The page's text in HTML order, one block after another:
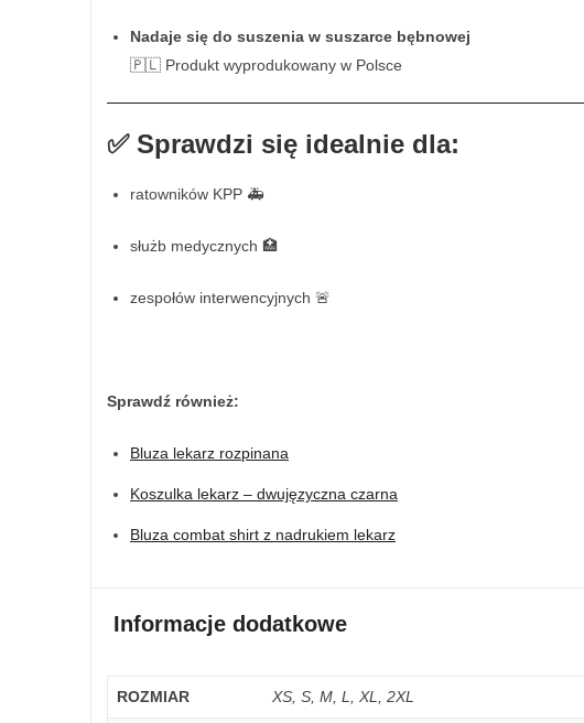
Nadaje się do suszenia w suszarce bębnowej
🇵🇱 Produkt wyprodukowany w Polsce
✅ Sprawdzi się idealnie dla:
ratowników KPP 🚑
służb medycznych 🏥
zespołów interwencyjnych 🚨
Sprawdź również:
Bluza lekarz rozpinana
Koszulka lekarz – dwujęzyczna czarna
Bluza combat shirt z nadrukiem lekarz
Informacje dodatkowe
ROZMIAR XS, S, M, L, XL, 2XL